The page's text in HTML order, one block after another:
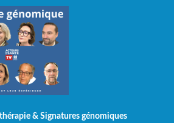
& Signatures génomiques